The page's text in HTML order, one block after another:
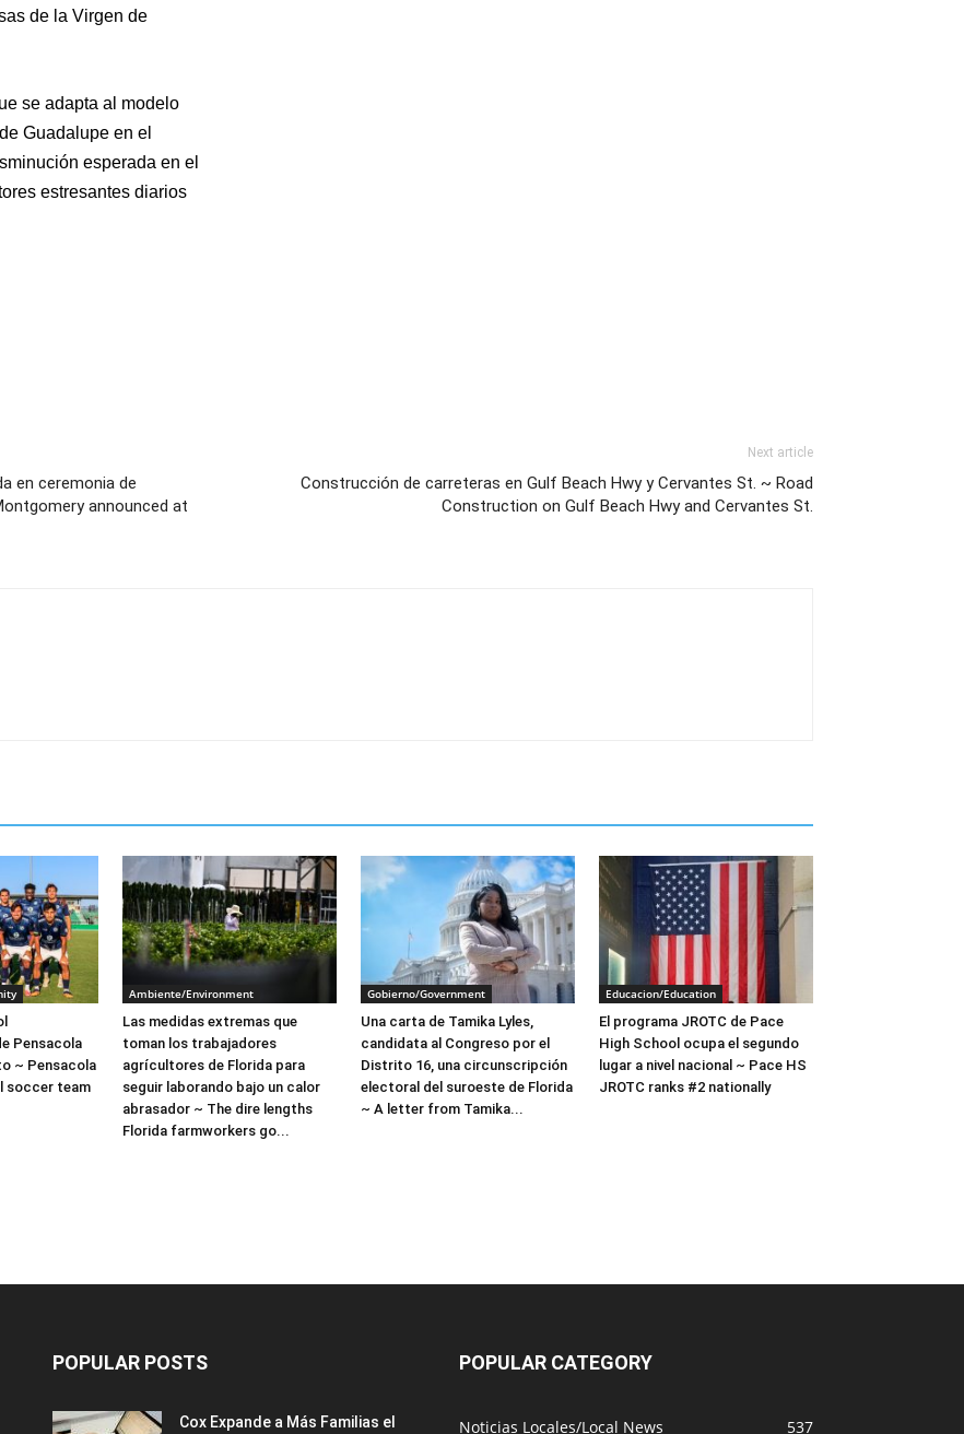
de la Virgen de
se adapta al modelo
Guadalupe en el
esperada en el
estresantes diarios
en ceremonia de
announced at
Next article
Construcción de carreteras en Gulf Beach Hwy y Cervantes St. ~ Road
Construction on Gulf Beach Hwy and Cervantes St.
Pensacola
~ Pensacola
soccer team
Ambiente/Environment
Las medidas extremas que
toman los trabajadores
agrícultores de Florida para
seguir laborando bajo un calor
abrasador ~ The dire lengths
Florida farmworkers go...
Gobierno/Government
Una carta de Tamika Lyles,
candidata al Congreso por el
Distrito 16, una circunscripción
electoral del suroeste de Florida
~ A letter from Tamika...
Educacion/Education
El programa JROTC de Pace
High School ocupa el segundo
lugar a nivel nacional ~ Pace HS
JROTC ranks #2 nationally
POPULAR POSTS
Cox Expande a Más Familias el
POPULAR CATEGORY
Noticias Locales/Local News 537